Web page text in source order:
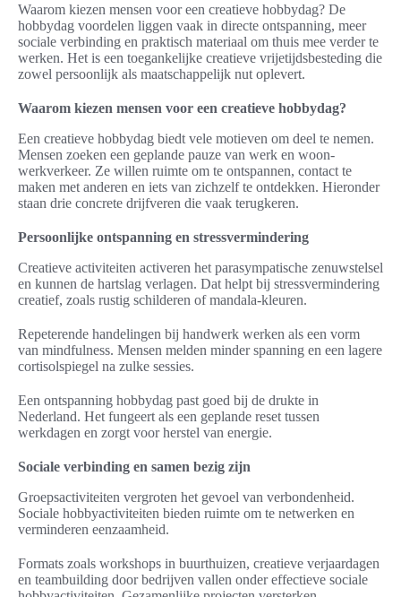
Waarom kiezen mensen voor een creatieve hobbydag? De
hobbydag voordelen liggen vaak in directe ontspanning, meer
sociale verbinding en praktisch materiaal om thuis mee verder te
werken. Het is een toegankelijke creatieve vrijetijdsbesteding die
zowel persoonlijk als maatschappelijk nut oplevert.
Waarom kiezen mensen voor een creatieve hobbydag?
Een creatieve hobbydag biedt vele motieven om deel te nemen.
Mensen zoeken een geplande pauze van werk en woon-
werkverkeer. Ze willen ruimte om te ontspannen, contact te
maken met anderen en iets van zichzelf te ontdekken. Hieronder
staan drie concrete drijfveren die vaak terugkeren.
Persoonlijke ontspanning en stressvermindering
Creatieve activiteiten activeren het parasympatische zenuwstelsel
en kunnen de hartslag verlagen. Dat helpt bij stressvermindering
creatief, zoals rustig schilderen of mandala-kleuren.
Repeterende handelingen bij handwerk werken als een vorm
van mindfulness. Mensen melden minder spanning en een lagere
cortisolspiegel na zulke sessies.
Een ontspanning hobbydag past goed bij de drukte in
Nederland. Het fungeert als een geplande reset tussen
werkdagen en zorgt voor herstel van energie.
Sociale verbinding en samen bezig zijn
Groepsactiviteiten vergroten het gevoel van verbondenheid.
Sociale hobbyactiviteiten bieden ruimte om te netwerken en
verminderen eenzaamheid.
Formats zoals workshops in buurthuizen, creatieve verjaardagen
en teambuilding door bedrijven vallen onder effectieve sociale